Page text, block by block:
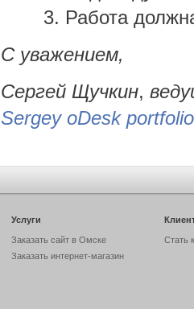
Работа
С уважением,
Сергей Щучкин,
Sergey oDesk portfolio
Услуги
Заказать сайт в Омске
Заказать интернет-магазин
Стать